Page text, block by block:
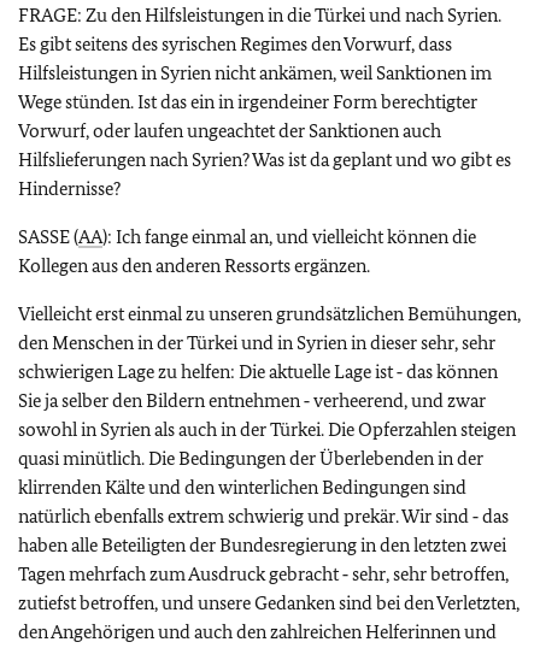
FRAGE: Zu den Hilfsleistungen in die Türkei und nach Syrien.
Es gibt seitens des syrischen Regimes den Vorwurf, dass
Hilfsleistungen in Syrien nicht ankämen, weil Sanktionen im
Wege stünden. Ist das ein in irgendeiner Form berechtigter
Vorwurf, oder laufen ungeachtet der Sanktionen auch
Hilfslieferungen nach Syrien? Was ist da geplant und wo gibt es
Hindernisse?
SASSE (AA): Ich fange einmal an, und vielleicht können die
Kollegen aus den anderen Ressorts ergänzen.
Vielleicht erst einmal zu unseren grundsätzlichen Bemühungen,
den Menschen in der Türkei und in Syrien in dieser sehr, sehr
schwierigen Lage zu helfen: Die aktuelle Lage ist ‑ das können
Sie ja selber den Bildern entnehmen ‑ verheerend, und zwar
sowohl in Syrien als auch in der Türkei. Die Opferzahlen steigen
quasi minütlich. Die Bedingungen der Überlebenden in der
klirrenden Kälte und den winterlichen Bedingungen sind
natürlich ebenfalls extrem schwierig und prekär. Wir sind ‑ das
haben alle Beteiligten der Bundesregierung in den letzten zwei
Tagen mehrfach zum Ausdruck gebracht ‑ sehr, sehr betroffen,
zutiefst betroffen, und unsere Gedanken sind bei den Verletzten,
den Angehörigen und auch den zahlreichen Helferinnen und